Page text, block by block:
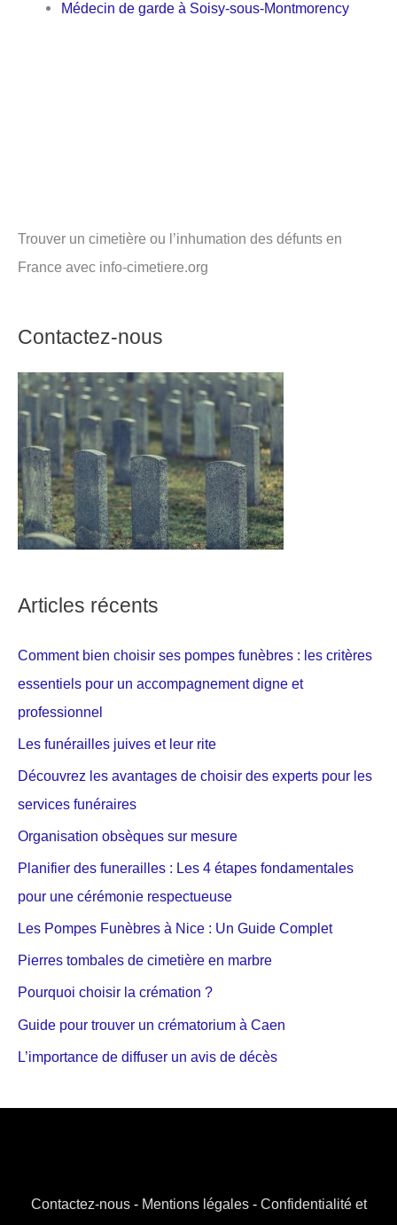
Médecin de garde à Soisy-sous-Montmorency
Trouver un cimetière ou l’inhumation des défunts en
France avec info-cimetiere.org
Contactez-nous
Articles récents
Comment bien choisir ses pompes funèbres : les critères
essentiels pour un accompagnement digne et
professionnel
Les funérailles juives et leur rite
Découvrez les avantages de choisir des experts pour les
services funéraires
Organisation obsèques sur mesure
Planifier des funerailles : Les 4 étapes fondamentales
pour une cérémonie respectueuse
Les Pompes Funèbres à Nice : Un Guide Complet
Pierres tombales de cimetière en marbre
Pourquoi choisir la crémation ?
Guide pour trouver un crématorium à Caen
L’importance de diffuser un avis de décès
Contactez-nous- Mentions légales- Confidentialité et